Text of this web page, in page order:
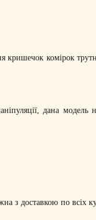
кришечок комірок
дана
з доставкою по всіх